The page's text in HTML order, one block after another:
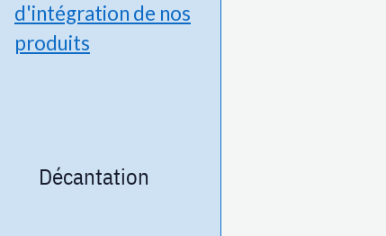
d'intégration de nos
produits
Décantation